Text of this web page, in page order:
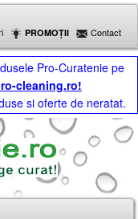
PROMOȚII Contact
Pro-Curatenie pe
cleaning.ro!
si oferte de neratat.